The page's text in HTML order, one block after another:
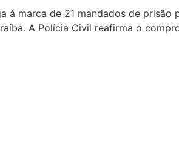
à marca de 21 mandados de
A Polícia Civil reafirma o